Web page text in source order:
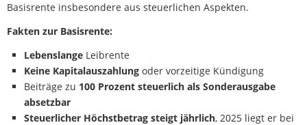
Basisrente insbesondere aus steuerlichen Aspekten.
Fakten zur Basisrente:
Lebenslange Leibrente
Keine Kapitalauszahlung oder vorzeitige Kündigung
Beiträge zu 100 Prozent steuerlich als Sonderausgabe
absetzbar
Steuerlicher Höchstbetrag steigt jährlich, 2025 liegt er bei